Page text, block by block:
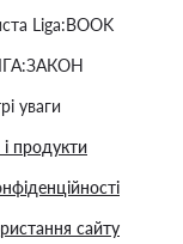
Liga:BOOK
уваги
і продукти
сайту